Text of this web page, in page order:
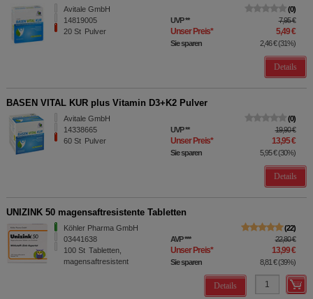
Avitale GmbH
14819005
20 St Pulver
0
UVP** 7,95 €
Unser Preis* 5,49 €
Sie sparen 2,46 €(31%)
Details
BASEN VITAL KUR plus Vitamin D3+K2 Pulver
Avitale GmbH
14338665
60 St Pulver
0
UVP** 19,90 €
Unser Preis* 13,95 €
Sie sparen 5,95 €(30%)
Details
UNIZINK 50 magensaftresistente Tabletten
Köhler Pharma GmbH
03441638
100 St Tabletten,
magensaftresistent
22
AVP*** 22,80 €
Unser Preis* 13,99 €
Sie sparen 8,81 €(39%)
Details